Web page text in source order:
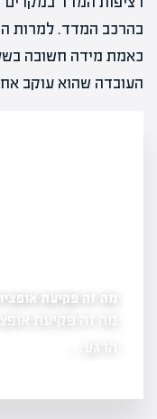
בהרכב המדד. למרות
כאמת מידה חשובה
העובדה שהוא עוקב
המהווה
מה זה פקיעת
מה זה פקיעת